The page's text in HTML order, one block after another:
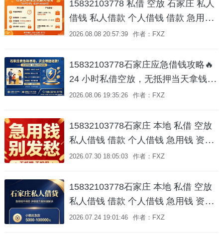
15832103778 私借 空放 石家庄 私人
借钱 私人借款 个人借钱 借款 急用钱
短期周转 车辆抵押贷款 咨询🌟 石家
轻松搞定资金难题！ 🌟
2026.08.08 20:57:39 作者：FXZ
15832103778石家庄应急借钱攻略🔥
24 小时私借空放，无抵押当天拿钱
石家庄 私借 空放借款 急用钱 当天放
2026.08.06 19:35:26 作者：FXZ
15832103778石家庄 本地 私借 空放
私人借钱 借款 个人借钱 急用钱 资金
周转 🏠 石家庄资金周转解决方案 就
融资！
2026.07.30 18:05:03 作者：FXZ
15832103778石家庄 本地 私借 空放
私人借钱 借款 个人借钱 急用钱 资金
周转咨询 | 专业对接 就近服务
2026.07.24 19:01:46 作者：FXZ